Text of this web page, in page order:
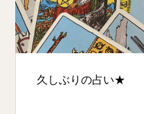
久しぶりの占い★